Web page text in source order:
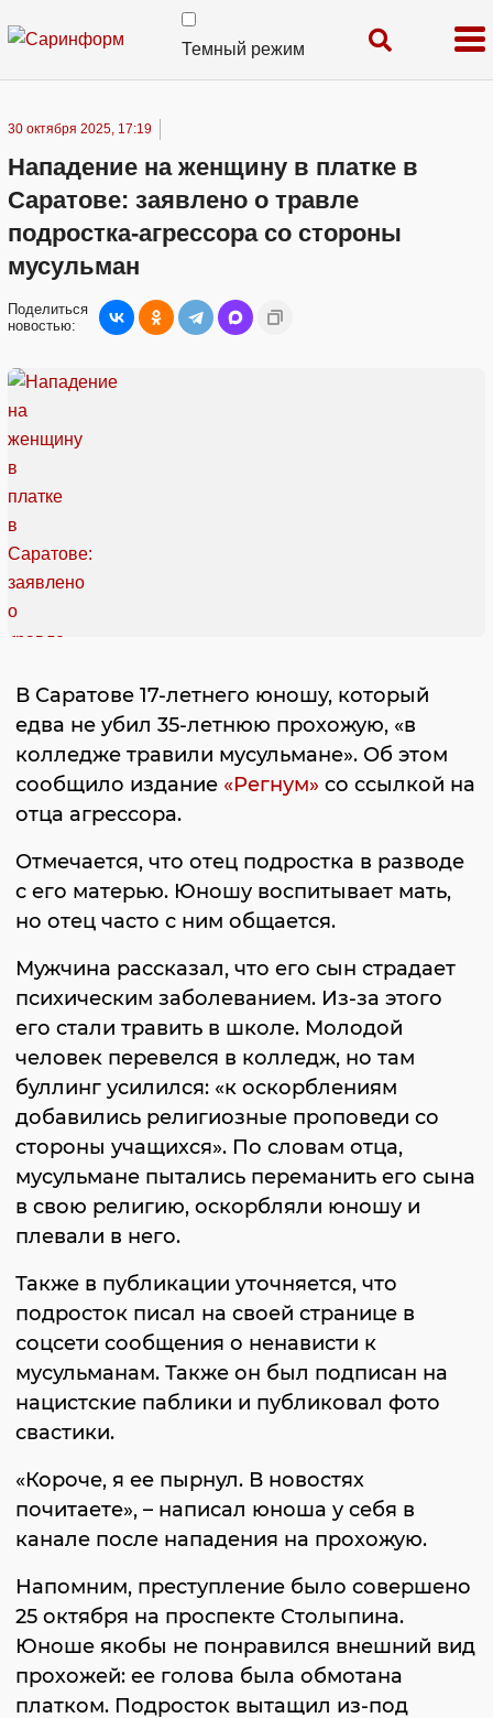
Темный режим
30 октября 2025, 17:19
Нападение на женщину в платке в
Саратове: заявлено о травле
подростка-агрессора со стороны
мусульман
Поделиться
новостью:
В Саратове 17-летнего юношу, который
едва не убил 35-летнюю прохожую, «в
колледже травили мусульмане». Об этом
сообщило издание «Регнум» со ссылкой на
отца агрессора.
Отмечается, что отец подростка в разводе
с его матерью. Юношу воспитывает мать,
но отец часто с ним общается.
Мужчина рассказал, что его сын страдает
психическим заболеванием. Из-за этого
его стали травить в школе. Молодой
человек перевелся в колледж, но там
буллинг усилился: «к оскорблениям
добавились религиозные проповеди со
стороны учащихся». По словам отца,
мусульмане пытались переманить его сына
в свою религию, оскорбляли юношу и
плевали в него.
Также в публикации уточняется, что
подросток писал на своей странице в
соцсети сообщения о ненависти к
мусульманам. Также он был подписан на
нацистские паблики и публиковал фото
свастики.
«Короче, я ее пырнул. В новостях
почитаете», – написал юноша у себя в
канале после нападения на прохожую.
Напомним, преступление было совершено
25 октября на проспекте Столыпина.
Юноше якобы не понравился внешний вид
прохожей: ее голова была обмотана
платком. Подросток вытащил из-под